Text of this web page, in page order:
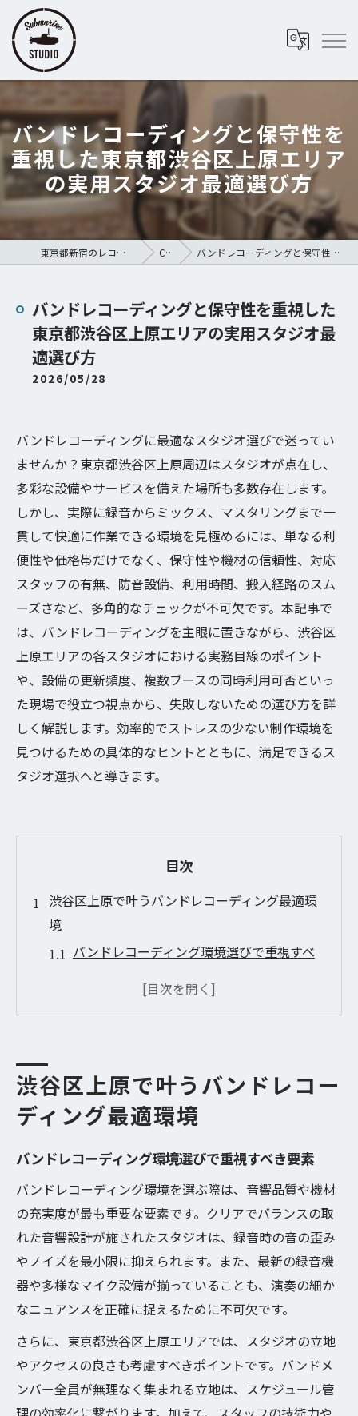
バンドレコーディングと保守性を
重視した東京都渋谷区上原エリア
の実用スタジオ最適選び方
東京都新宿のレコーディングスタジオならSubmarine STUDIO COLUMN バンドレコーディングと保守性を重視した東京都渋谷区上原エリアの実用スタジオ最適選び方
バンドレコーディングと保守性を重視した
東京都渋谷区上原エリアの実用スタジオ最
適選び方
2026/05/28
バンドレコーディングに最適なスタジオ選びで迷ってい
ませんか？東京都渋谷区上原周辺はスタジオが点在し、
多彩な設備やサービスを備えた場所も多数存在します。
しかし、実際に録音からミックス、マスタリングまで一
貫して快適に作業できる環境を見極めるには、単なる利
便性や価格帯だけでなく、保守性や機材の信頼性、対応
スタッフの有無、防音設備、利用時間、搬入経路のスム
ーズさなど、多角的なチェックが不可欠です。本記事で
は、バンドレコーディングを主眼に置きながら、渋谷区
上原エリアの各スタジオにおける実務目線のポイント
や、設備の更新頻度、複数ブースの同時利用可否といっ
た現場で役立つ視点から、失敗しないための選び方を詳
しく解説します。効率的でストレスの少ない制作環境を
見つけるための具体的なヒントとともに、満足できるス
タジオ選択へと導きます。
目次
渋谷区上原で叶うバンドレコーディング最適環
境
バンドレコーディング環境選びで重視すべ
実用性と保守性で見るバンドレコーディン
経路
アクセスしやすいバンドレコーディング対
応スタジオ
バンドレコーディングに強い設備構成のポ
イント
バンドレコーディングに強い実用スタジオ徹底
解説
実務目線で選ぶバンドレコーディング対応
スタジオ
バンドレコーディング×保守性で比較する
設備内容
複数ブース同時録音で広がるバンドレコー
ディングの可能性
ミックス・マスタリングも安心のバンドレ
渋谷区上原で叶うバンドレコー
ディング最適環境
バンドレコーディング環境選びで重視すべき要素
バンドレコーディング環境を選ぶ際は、音響品質や機材
の充実度が最も重要な要素です。クリアでバランスの取
れた音響設計が施されたスタジオは、録音時の音の歪み
やノイズを最小限に抑えられます。また、最新の録音機
器や多様なマイク設備が揃っていることも、演奏の細か
なニュアンスを正確に捉えるために不可欠です。
さらに、東京都渋谷区上原エリアでは、スタジオの立地
やアクセスの良さも考慮すべきポイントです。バンドメ
ンバー全員が無理なく集まれる立地は、スケジュール管